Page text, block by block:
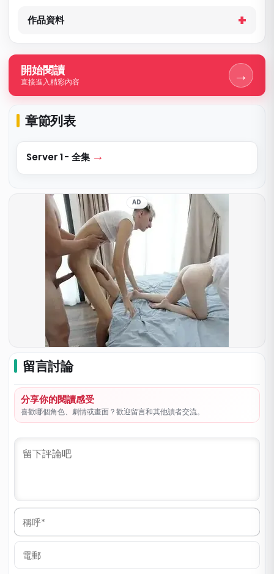
作品資料
開始閱讀
直接進入精彩內容 →
章節列表
Server 1 - 全集
AD
留言討論
分享你的閱讀感受
喜歡哪個角色、劇情或畫面？歡迎留言和其他讀者交流。
稱
*